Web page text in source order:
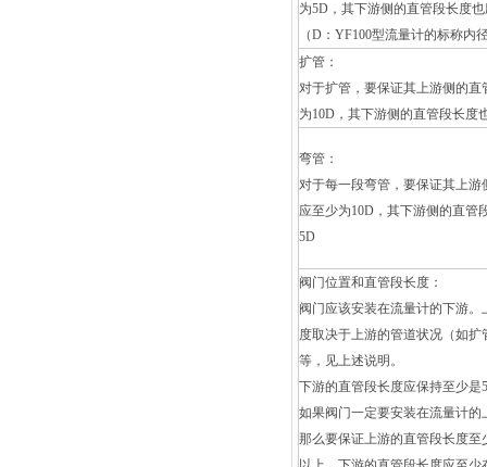
为5D，其下游侧的直管段长度
（D：YF100型流量计的标称内
扩管：
对于扩管，要保证其上游侧的直
为10D，其下游侧的直管段长度
弯管：
对于每一段弯管，要保证其上游
应至少为10D，其下游侧的直管
5D
阀门位置和直管段长度：
阀门应该安装在流量计的下游。
度取决于上游的管道状况（如扩
等，见上述说明。
下游的直管段长度应保持至少是
如果阀门一定要安装在流量计的
那么要保证上游的直管段长度至